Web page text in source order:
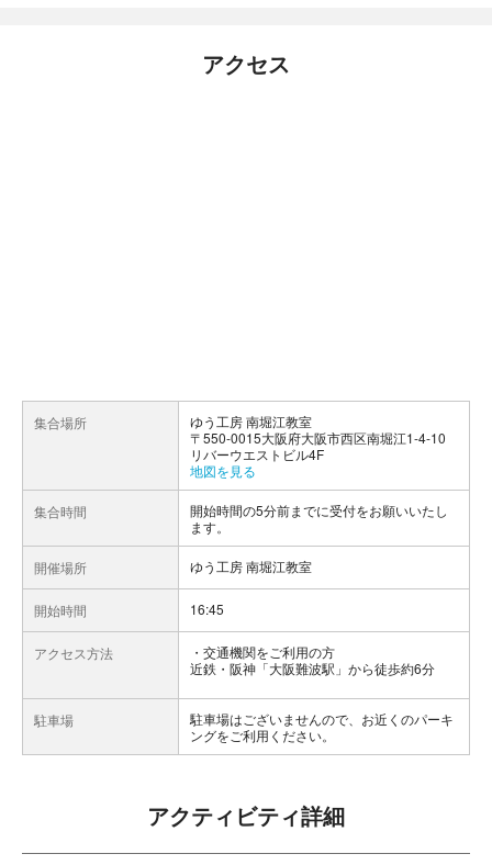
アクセス
集合場所
ゆう工房 南堀江教室
〒550-0015大阪府大阪市西区南堀江1-4-10
リバーウエストビル4F
地図を見る
集合時間
開始時間の5分前までに受付をお願いいたし
ます。
開催場所 ゆう工房 南堀江教室
開始時間 16:45
アクセス方法
交通機関をご利用の方
近鉄・阪神「大阪難波駅」から徒歩約6分
駐車場
駐車場はございませんので、お近くのパーキ
ングをご利用ください。
アクティビティ詳細